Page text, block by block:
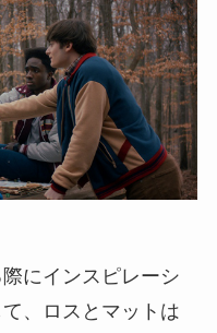
にインスピレーシ
、ロスとマットは